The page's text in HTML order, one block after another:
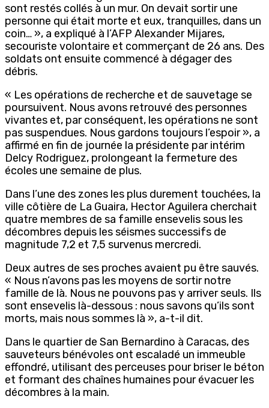
sont restés collés à un mur. On devait sortir une
personne qui était morte et eux, tranquilles, dans un
coin… », a expliqué à l’AFP Alexander Mijares,
secouriste volontaire et commerçant de 26 ans. Des
soldats ont ensuite commencé à dégager des
débris.
« Les opérations de recherche et de sauvetage se
poursuivent. Nous avons retrouvé des personnes
vivantes et, par conséquent, les opérations ne sont
pas suspendues. Nous gardons toujours l’espoir », a
affirmé en fin de journée la présidente par intérim
Delcy Rodriguez, prolongeant la fermeture des
écoles une semaine de plus.
Dans l’une des zones les plus durement touchées, la
ville côtière de La Guaira, Hector Aguilera cherchait
quatre membres de sa famille ensevelis sous les
décombres depuis les séismes successifs de
magnitude 7,2 et 7,5 survenus mercredi.
Deux autres de ses proches avaient pu être sauvés.
« Nous n’avons pas les moyens de sortir notre
famille de là. Nous ne pouvons pas y arriver seuls. Ils
sont ensevelis là-dessous : nous savons qu’ils sont
morts, mais nous sommes là », a-t-il dit.
Dans le quartier de San Bernardino à Caracas, des
sauveteurs bénévoles ont escaladé un immeuble
effondré, utilisant des perceuses pour briser le béton
et formant des chaînes humaines pour évacuer les
décombres à la main.